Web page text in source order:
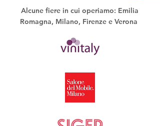
Alcune fiere in cui operiamo: Emilia
Romagna, Milano, Firenze e Verona